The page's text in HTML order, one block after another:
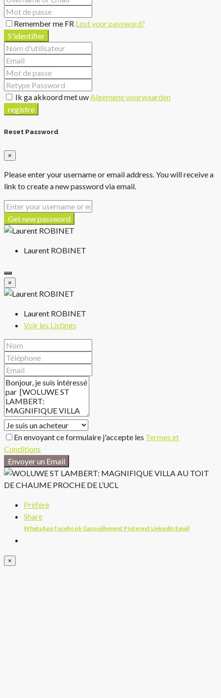
Remember me FR Lost your password?
S'identifier
Ik ga akkoord met uwAlgemene voorwaarden
registre
Reset Password
×
Please enter your username or email address. You will receive a
link to create a new password via email.
Get new password
Laurent ROBINET
×
Laurent ROBINET
Voir les Listings
En envoyant ce formulaire j'accepte les Termes et
Conditions
Envoyer un Email
Préféré
Share
WhatsApp Facebook Gazouillement Pinterest Linkedin Email
×